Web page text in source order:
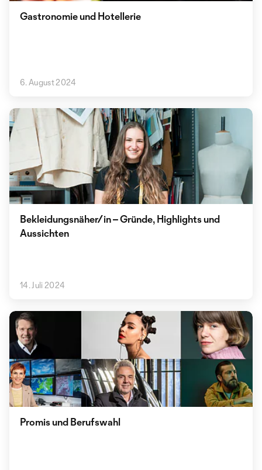
Gastronomie und Hotellerie
6. August 2024
Bekleidungsnäher/in – Gründe, Highlights und
Aussichten
14. Juli 2024
Promis und Berufswahl